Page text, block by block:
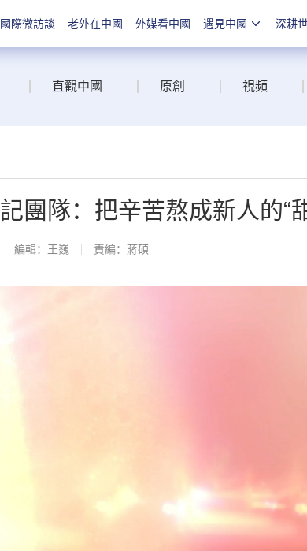
國際微訪談 老外在中國 外媒看中國 遇見中國 深耕
直觀中國 原創 視頻
團隊：把辛苦熬成新人的“
編輯：王巍 責編：蔣碩